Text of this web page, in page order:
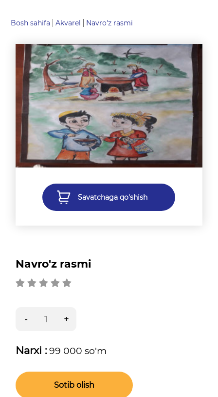
Bosh sahifa Akvarel Navro'z rasmi
Savatchaga qo'shish
Navro'z rasmi
Narxi :99 000 so'm
Sotib olish